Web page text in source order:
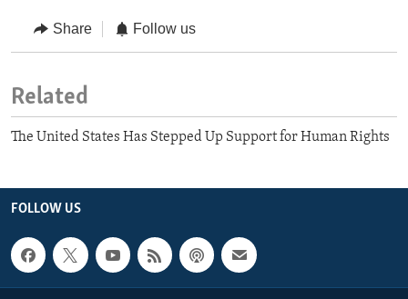
Share Follow us
Related
The United States Has Stepped Up Support for Human Rights
FOLLOW US